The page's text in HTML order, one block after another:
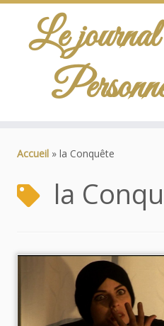
Le journal
Accueil » la Conquête
la